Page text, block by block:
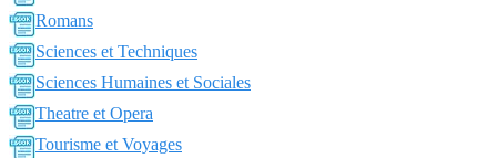
Romans
Sciences et Techniques
Sciences Humaines et Sociales
Theatre et Opera
Tourisme et Voyages